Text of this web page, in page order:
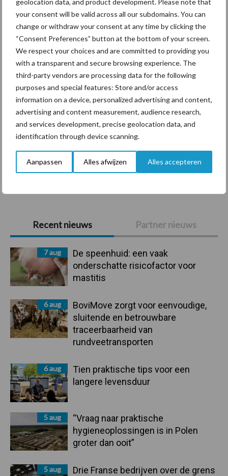
geolocation data, and product development. Please note that
your consent will be valid across all our subdomains. You can
change or withdraw your consent at any time by clicking the
“Consent Preferences” button at the bottom of your screen.
We respect your choices and are committed to providing you
with a transparent and secure browsing experience. The
third-party vendors are processing data for the following
purposes and special features: Store and/or access
information on a device, personalized advertising and content,
advertising and content measurement, audience research,
and services development, precise geolocation data, and
identification through device scanning.
Aanpassen Alles afwijzen Alles accepteren
Primaire
Sidebar
Recent nieuws Partner nieuws
7 aug
De speenhuid: een vaak
onderschatte risicofactor voor
mastitis
6 aug
BoviMove zorgt voor eenvoudige,
sluitende en betrouwbare
traceerbaarheid van
rundveetransporten
6 aug
Tien praktische tips voor een
langere levensduur
5 aug
“Vraag naar praktische
hygieneoplossingen is in Polen
groter dan ooit”
5 aug
Drie Franse bedrijven over de grens
nieuwe Spido
Agritechnica 2025
Van onze partner De Heus
VIDEO | Bemesten van het
land met een
sleepslangbemester
Dubbeldoelbemester voor
zowel tank als
sleepslangsysteem